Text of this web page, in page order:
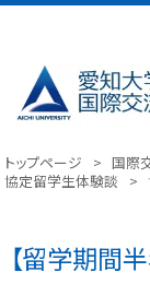
トップページ > 国際
協定留学生体験談
>
【留学期間